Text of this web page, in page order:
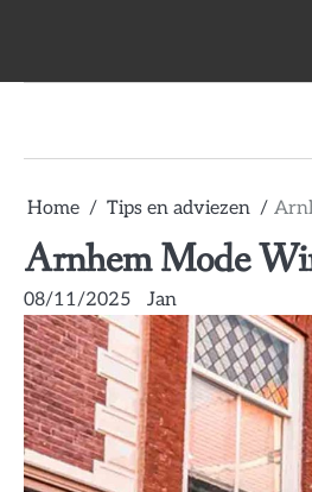
Home Tips en adviezen
Arnhem Mode
08/11/2025 Jan